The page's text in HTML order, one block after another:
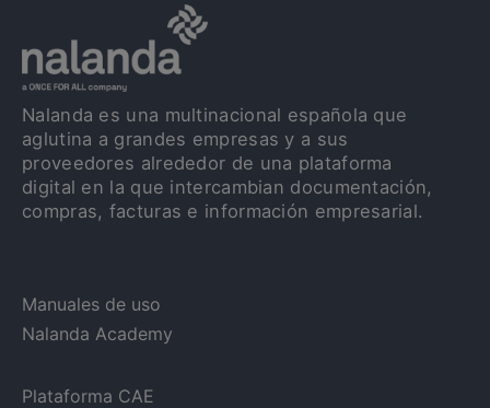
Nalanda es una multinacional española que
aglutina a grandes empresas y a sus
proveedores alrededor de una plataforma
digital en la que intercambian documentación,
compras, facturas e información empresarial.
Manuales de uso
Nalanda Academy
Plataforma CAE